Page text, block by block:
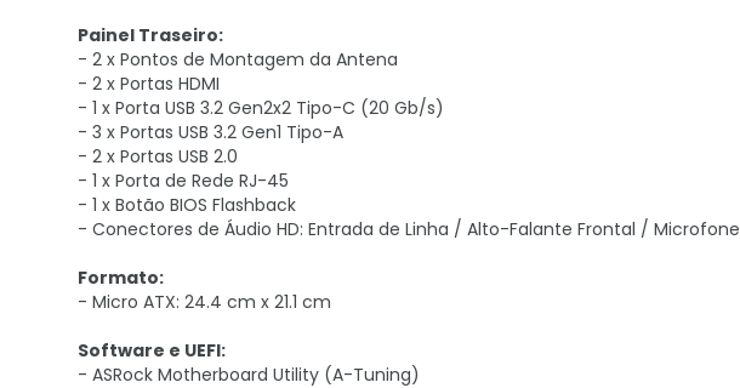
Painel Traseiro:
- 2 x Pontos de Montagem da Antena
- 2 x Portas HDMI
- 1 x Porta USB 3.2 Gen2x2 Tipo-C (20 Gb/s)
- 3 x Portas USB 3.2 Gen1 Tipo-A
- 2 x Portas USB 2.0
- 1 x Porta de Rede RJ-45
- 1 x Botão BIOS Flashback
- Conectores de Áudio HD: Entrada de Linha / Alto-Falante Frontal / Microfone
Formato:
- Micro ATX: 24.4 cm x 21.1 cm
Software e UEFI:
- ASRock Motherboard Utility (A-Tuning)